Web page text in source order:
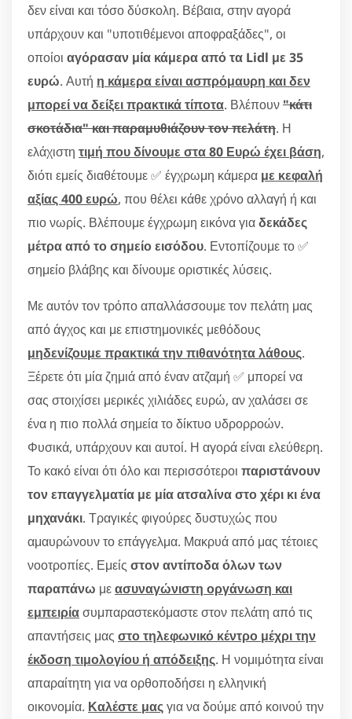
δεν είναι και τόσο δύσκολη. Βέβαια, στην αγορά
υπάρχουν και "υποτιθέμενοι αποφραξάδες", οι
οποίοι αγόρασαν μία κάμερα από τα Lidl με 35
ευρώ. Αυτή η κάμερα είναι ασπρόμαυρη και δεν
μπορεί να δείξει πρακτικά τίποτα. Βλέπουν"κάτι
σκοτάδια" και παραμυθιάζουν τον πελάτη. Η
ελάχιστη τιμή που δίνουμε στα 80 Ευρώ έχει βάση,
διότι εμείς διαθέτουμε ✅ έγχρωμη κάμερα με κεφαλή
αξίας 400 ευρώ, που θέλει κάθε χρόνο αλλαγή ή και
πιο νωρίς. Βλέπουμε έγχρωμη εικόνα γιαδεκάδες
μέτρα από το σημείο εισόδου. Εντοπίζουμε το ✅
σημείο βλάβης και δίνουμε οριστικές λύσεις.
Με αυτόν τον τρόπο απαλλάσσουμε τον πελάτη μας
από άγχος και με επιστημονικές μεθόδους
μηδενίζουμε πρακτικά την πιθανότητα λάθους.
Ξέρετε ότι μία ζημιά από έναν ατζαμή ✅ μπορεί να
σας στοιχίσει μερικές χιλιάδες ευρώ, αν χαλάσει σε
ένα η πιο πολλά σημεία το δίκτυο υδρορροών.
Φυσικά, υπάρχουν και αυτοί. Η αγορά είναι ελεύθερη.
Το κακό είναι ότι όλο και περισσότεροι παριστάνουν
τον επαγγελματία με μία ατσαλίνα στο χέρι κι ένα
μηχανάκι. Τραγικές φιγούρες δυστυχώς που
αμαυρώνουν το επάγγελμα. Μακρυά από μας τέτοιες
νοοτροπίες. Εμείς στον αντίποδα όλων των
παραπάνω μεασυναγώνιστη οργάνωση και
εμπειρίασυμπαραστεκόμαστε στον πελάτη από τις
απαντήσεις μας στο τηλεφωνικό κέντρο μέχρι την
έκδοση τιμολογίου ή απόδειξης. Η νομιμότητα είναι
απαραίτητη για να ορθοποδήσει η ελληνική
οικονομία. Καλέστε μαςγια να δούμε από κοινού την